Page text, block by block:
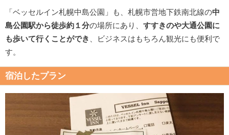
「ベッセルイン札幌中島公園」も、札幌市営地下鉄南北線の中
島公園駅から徒歩約１分の場所にあり、 すすきのや大通公園に
も歩いて行くことができ
、ビジネスはもちろん観光にも便利で
す。
宿泊したプラン